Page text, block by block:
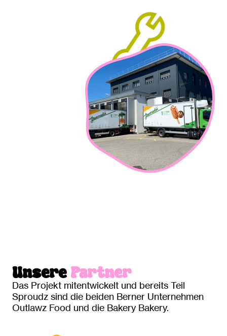
UnserePartner
Das Projekt mitentwickelt und bereits Teil
Sproudz sind die beiden Berner Unternehmen
Outlawz Food und die Bakery Bakery.